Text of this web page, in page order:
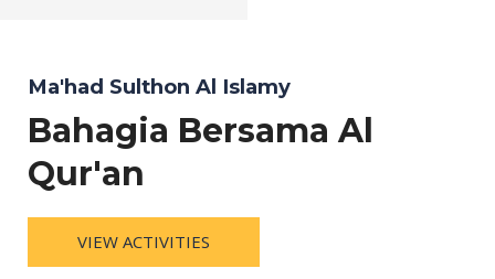
Ma'had Sulthon Al Islamy
Bahagia Bersama Al
Qur'an
VIEW ACTIVITIES